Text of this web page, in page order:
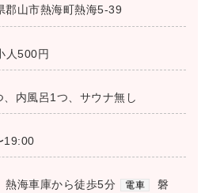
郡山市熱海町熱海5-39
人500円
、内風呂1つ、サウナ無し
19:00
熱海車庫から徒歩5分 電車
磐